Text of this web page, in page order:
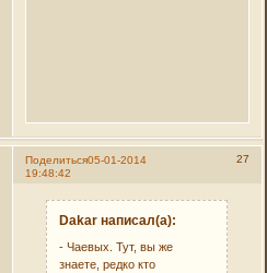
Поделиться 27
05-01-2014
19:48:42
Dakar написал(а):
- Чаевых. Тут, вы же
знаете, редко кто